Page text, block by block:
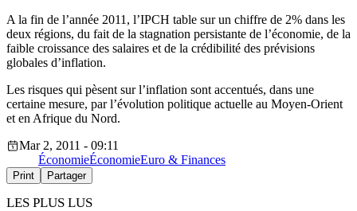
A la fin de l’année 2011, l’IPCH table sur un chiffre de 2% dans les
deux régions, du fait de la stagnation persistante de l’économie, de la
faible croissance des salaires et de la crédibilité des prévisions
globales d’inflation.
Les risques qui pèsent sur l’inflation sont accentués, dans une
certaine mesure, par l’évolution politique actuelle au Moyen-Orient
et en Afrique du Nord.
Mar 2, 2011 - 09:11
ÉconomieÉconomieEuro & Finances
Print Partager
LES PLUS LUS